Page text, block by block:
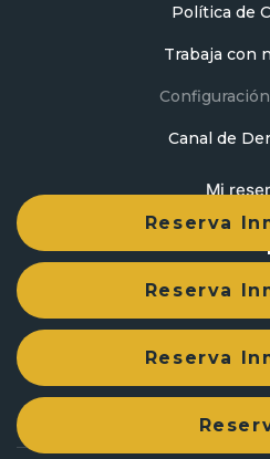
Reserva
Reserva
Reserva
Política de
Trabaja con
Canal de
Mi